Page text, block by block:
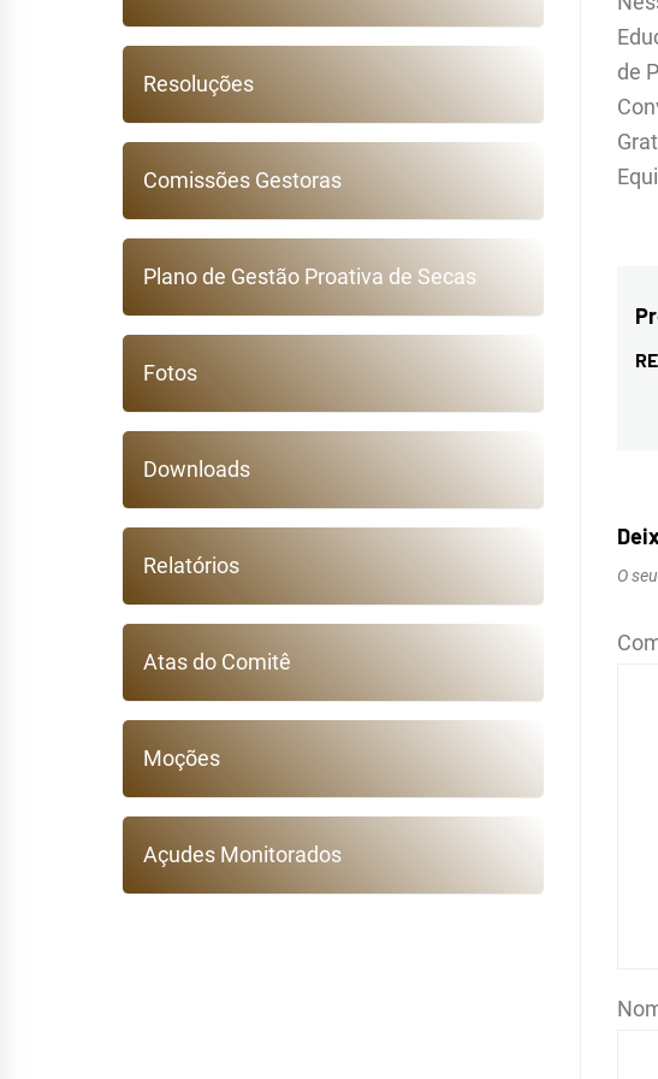
de
O
Resoluções
Comissões Gestoras
Plano de Gestão Proativa de Secas
Fotos
Downloads
Relatórios
Atas do Comitê
Moções
Açudes Monitorados